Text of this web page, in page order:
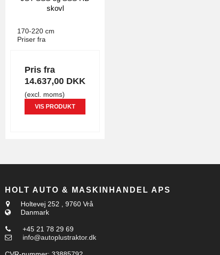
skovl
4379
170-220 cm
Priser fra
Pris fra
14.637,00 DKK
(excl. moms)
VIS PRODUKT
HOLT AUTO & MASKINHANDEL APS
Holtevej 252 , 9760 Vrå
Danmark
+45 21 78 29 69
info@autoplustraktor.dk